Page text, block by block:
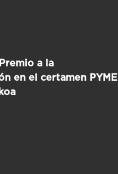
a la
en el certamen PYME